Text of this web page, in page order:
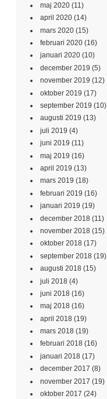
maj 2020 (11)
april 2020 (14)
mars 2020 (15)
februari 2020 (16)
januari 2020 (10)
december 2019 (5)
november 2019 (12)
oktober 2019 (17)
september 2019 (10)
augusti 2019 (13)
juli 2019 (4)
juni 2019 (11)
maj 2019 (16)
april 2019 (13)
mars 2019 (18)
februari 2019 (16)
januari 2019 (19)
december 2018 (11)
november 2018 (15)
oktober 2018 (17)
september 2018 (19)
augusti 2018 (15)
juli 2018 (4)
juni 2018 (16)
maj 2018 (16)
april 2018 (19)
mars 2018 (19)
februari 2018 (16)
januari 2018 (17)
december 2017 (8)
november 2017 (19)
oktober 2017 (24)